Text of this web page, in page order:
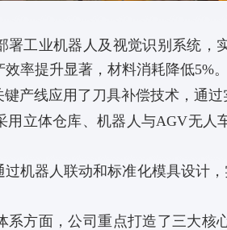
业机器人及视觉识别系统，
率提升显著，材料消耗降低5%。
线应用了刀具补偿技术，通过
体仓库、机器人与AGV无人
器人联动和标准化模具设计，
面，公司重点打造了三大核